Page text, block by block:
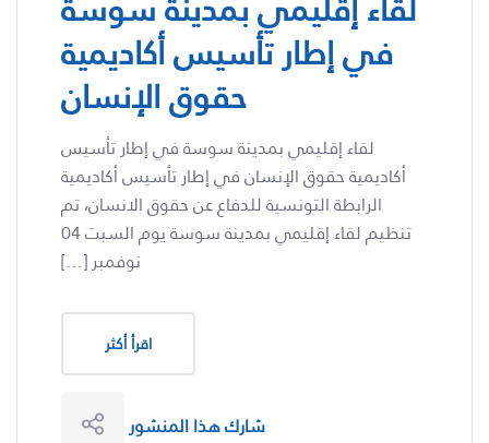
في إطار تأسيس أكاديمية
حقوق الإنسان
لقاء إقليمي بمدينة سوسة في إطار تأسيس
أكاديمية حقوق الإنسان في إطار تأسيس أكاديمية
الرابطة التونسية للدفاع عن حقوق الانسان، تم
تنظيم لقاء إقليمي بمدينة سوسة يوم السبت 04
نوفمبر […]
اقرأ أكثر
شارك هذا المنشور